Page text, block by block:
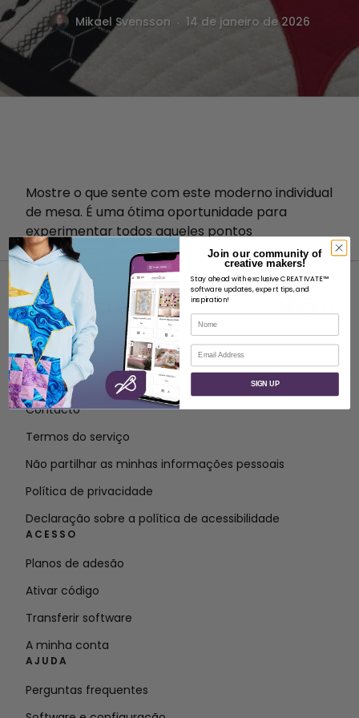
Mikael Svensson . 14 de janeiro de 2026
Mostre o que sente com este moderno individual
de mesa. É uma ótima oportunidade para
experimentar todos aqueles pontos
decorativos!
SOBRE
Sobre a SVP Worldwide
Contacto
Termos do serviço
Não partilhar as minhas informações pessoais
Política de privacidade
Declaração sobre a política de acessibilidade
ACESSO
Planos de adesão
Ativar código
Transferir software
A minha conta
AJUDA
Perguntas frequentes
Join our community of
creative makers!
Stay ahead with exclusive CREATIVATE™
software updates, expert tips, and
inspiration!
Nome
Correio eletrónico
SIGN UP